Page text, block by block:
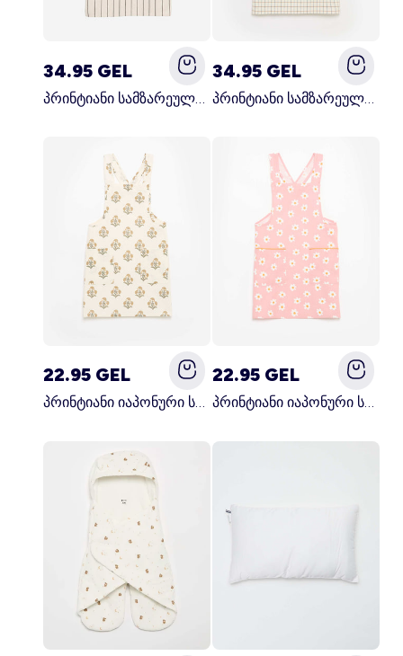
34.95 GEL
პრინტიანი სამზარეულოს წინსაფარი შავი
34.95 GEL
პრინტიანი სამზარეულოს წინსაფარი კრემისფერი
22.95 GEL
პრინტიანი იაპონური სამზარეულოს წინსაფარი მწვანე
22.95 GEL
პრინტიანი იაპონური სამზარეულოს წინსაფარი ვარდისფერი